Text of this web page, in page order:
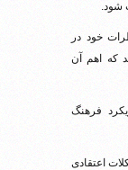
شود.
خود در
که اهم آن
فرهنگ
اعتقادی